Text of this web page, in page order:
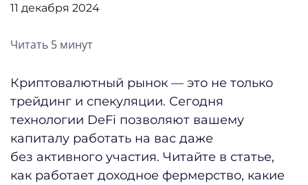
11 декабря 2024
Читать 5 минут
Криптовалютный рынок — это не только
трейдинг и спекуляции. Сегодня
технологии DeFi позволяют вашему
капиталу работать на вас даже
без активного участия. Читайте в статье,
как работает доходное фермерство, какие